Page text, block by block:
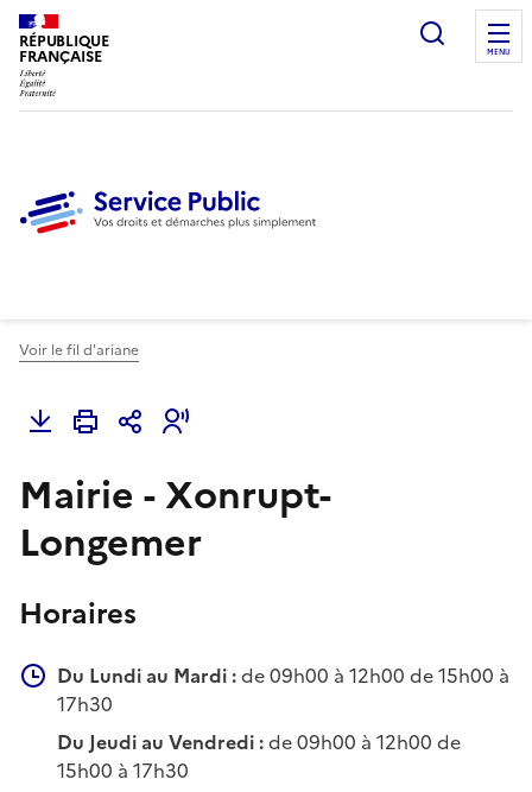
RÉPUBLIQUE
FRANÇAISE
Ouvrir
MENU
Voir le fil d'ariane
Mairie - Xonrupt-
Longemer
Horaires
Du Lundi au Mardi :de 09h00 à 12h00 de 15h00 à
17h30
Du Jeudi au Vendredi :de 09h00 à 12h00 de
15h00 à 17h30